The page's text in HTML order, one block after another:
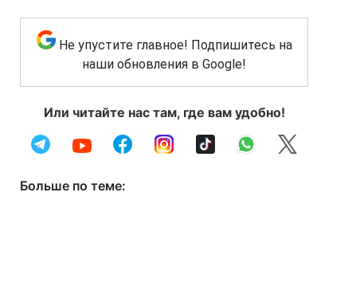
Не упустите главное! Подпишитесь на
наши обновления в Google!
Или читайте нас там, где вам удобно!
Больше по теме: